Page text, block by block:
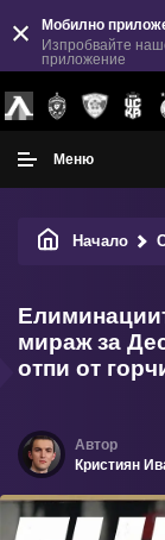
Мобилно
Изпробвайте
приложение
Меню
Начало
мираж за
отпи от
Кристиян